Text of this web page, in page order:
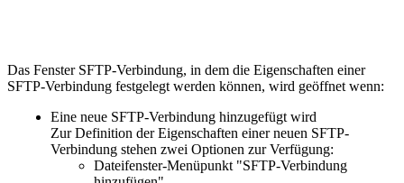
Das Fenster SFTP-Verbindung, in dem die Eigenschaften einer
SFTP-Verbindung festgelegt werden können, wird geöffnet wenn:
Eine neue SFTP-Verbindung hinzugefügt wird
Zur Definition der Eigenschaften einer neuen SFTP-
Verbindung stehen zwei Optionen zur Verfügung:
Dateifenster-Menüpunkt "SFTP-Verbindung